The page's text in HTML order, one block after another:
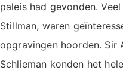
paleis had gevonden.
Stillman, waren
opgravingen hoorden. Sir
Schlieman konden het